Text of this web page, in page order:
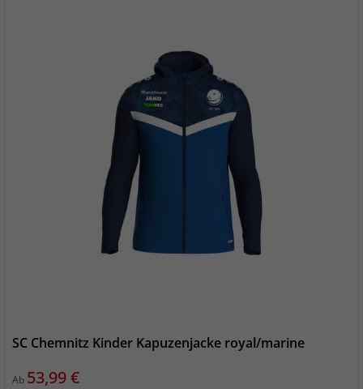
SC Chemnitz Kinder Kapuzenjacke royal/marine
Ab Preis
53,99 €